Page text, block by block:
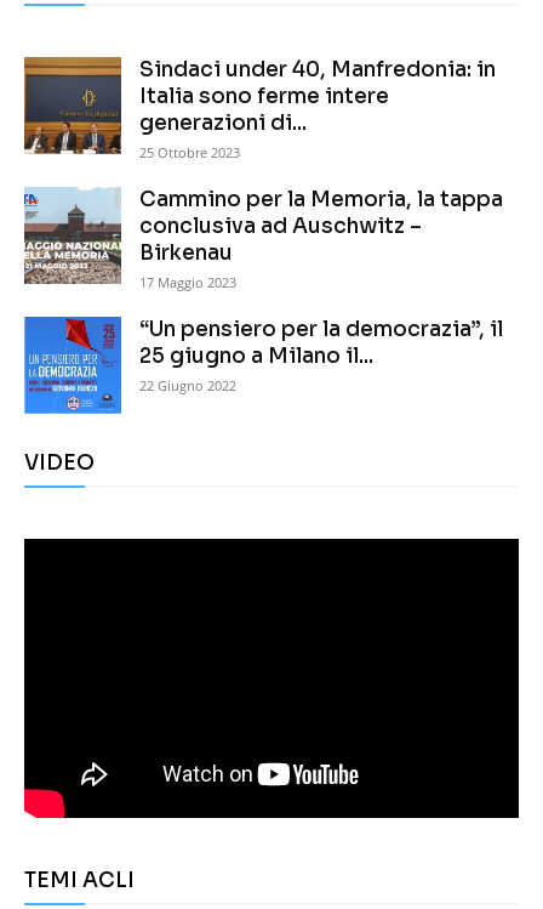
Sindaci under 40, Manfredonia: in
Italia sono ferme intere
generazioni di...
25 Ottobre 2023
Cammino per la Memoria, la tappa
conclusiva ad Auschwitz –
Birkenau
17 Maggio 2023
“Un pensiero per la democrazia”, il
25 giugno a Milano il...
22 Giugno 2022
VIDEO
TEMI ACLI